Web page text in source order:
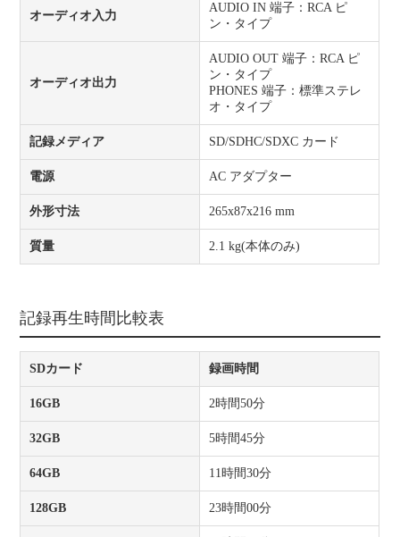
オーディオ入力
AUDIO IN 端子：RCA ピ
ン・タイプ
オーディオ出力
AUDIO OUT 端子：RCA ピ
ン・タイプ
PHONES 端子：標準ステレ
オ・タイプ
記録メディア SD/SDHC/SDXC カード
電源 AC アダプター
外形寸法 265x87x216 mm
質量 2.1 kg(本体のみ)
記録再生時間比較表
SDカード 録画時間
16GB 2時間50分
32GB 5時間45分
64GB 11時間30分
128GB 23時間00分